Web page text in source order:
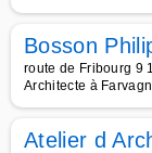
Bosson
route de Fribourg 9
Architecte à
Atelier d